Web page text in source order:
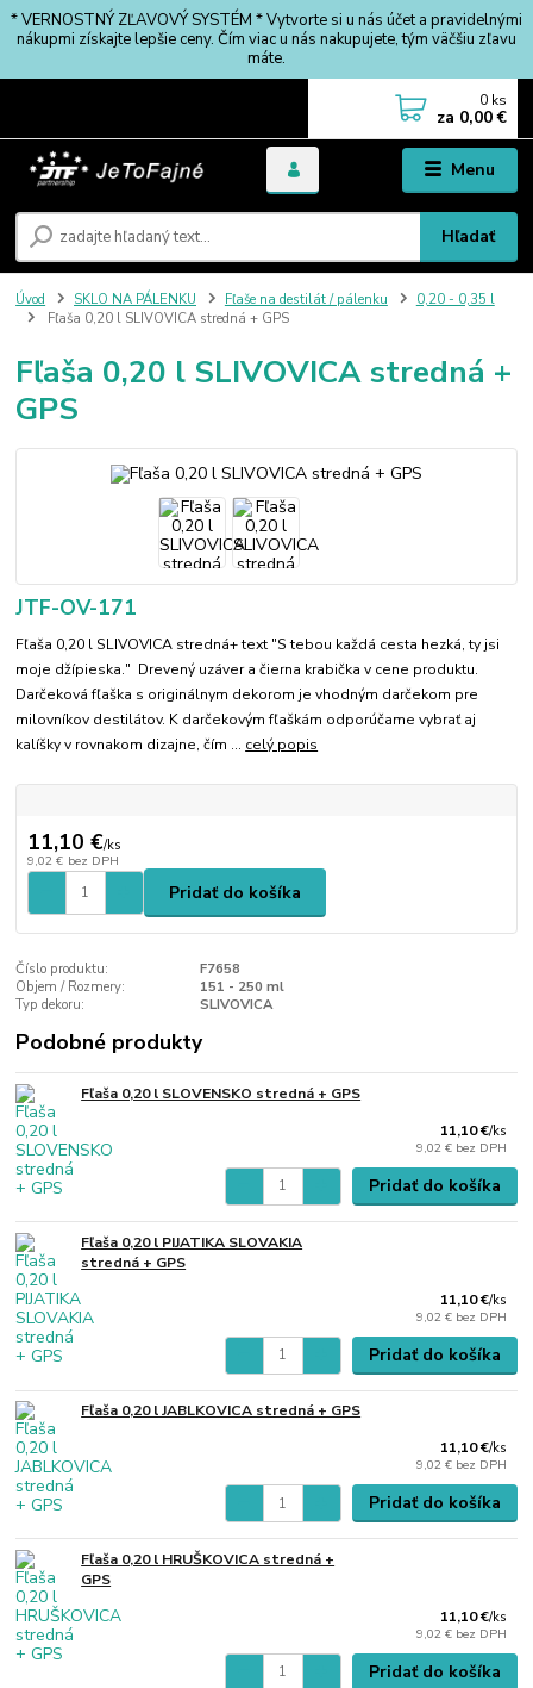
* VERNOSTNÝ ZĽAVOVÝ SYSTÉM * Vytvorte si u nás účet a pravidelnými
nákupmi získajte lepšie ceny. Čím viac u nás nakupujete, tým väčšiu zľavu
máte.
Menu
Hľadať
0 ks
za 0,00 €
Úvod SKLO NA PÁLENKU Fľaše na destilát / pálenku
0,20 - 0,35 l
Fľaša 0,20 l SLIVOVICA stredná + GPS
Fľaša 0,20 l SLIVOVICA stredná +
GPS
JTF-OV-171
Fľaša 0,20 l SLIVOVICA stredná+ text "S tebou každá cesta hezká, ty jsi
moje džípieska." Drevený uzáver a čierna krabička v cene produktu.
Darčeková fľaška s originálnym dekorom je vhodným darčekom pre
milovníkov destilátov. K darčekovým fľaškám odporúčame vybrať aj
kalíšky v rovnakom dizajne, čím ... celý popis
11,10 €/ks
9,02 € bez DPH
Pridať do košíka
Číslo produktu:
F7658
Objem / Rozmery:
151 - 250 ml
Typ dekoru:
SLIVOVICA
Podobné produkty
Fľaša 0,20 l SLOVENSKO stredná + GPS
11,10 €/ks
9,02 € bez DPH
Pridať do košíka
Fľaša 0,20 l PIJATIKA SLOVAKIA
stredná + GPS
11,10 €/ks
9,02 € bez DPH
Pridať do košíka
Fľaša 0,20 l JABLKOVICA stredná + GPS
11,10 €/ks
9,02 € bez DPH
Pridať do košíka
Fľaša 0,20 l HRUŠKOVICA stredná +
GPS
11,10 €/ks
9,02 € bez DPH
Pridať do košíka